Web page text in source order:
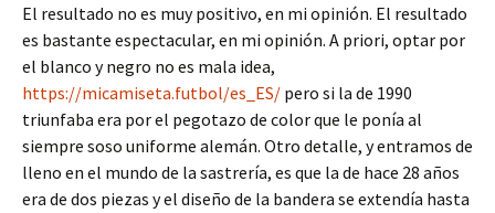
El resultado no es muy positivo, en mi opinión. El resultado
es bastante espectacular, en mi opinión. A priori, optar por
el blanco y negro no es mala idea,
https://micamiseta.futbol/es_ES/ pero si la de 1990
triunfaba era por el pegotazo de color que le ponía al
siempre soso uniforme alemán. Otro detalle, y entramos de
lleno en el mundo de la sastrería, es que la de hace 28 años
era de dos piezas y el diseño de la bandera se extendía hasta